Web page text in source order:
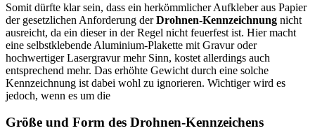
Somit dürfte klar sein, dass ein herkömmlicher Aufkleber aus Papier
der gesetzlichen Anforderung derDrohnen-Kennzeichnung nicht
ausreicht, da ein dieser in der Regel nicht feuerfest ist. Hier macht
eine selbstklebende Aluminium-Plakette mit Gravur oder
hochwertiger Lasergravur mehr Sinn, kostet allerdings auch
entsprechend mehr. Das erhöhte Gewicht durch eine solche
Kennzeichnung ist dabei wohl zu ignorieren. Wichtiger wird es
jedoch, wenn es um die
Größe und Form des Drohnen-Kennzeichens